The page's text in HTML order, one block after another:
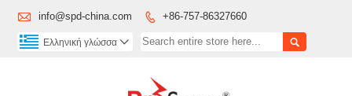
 info@spd-china.com  +86-757-86327660

Ελληνική γλώσσα 